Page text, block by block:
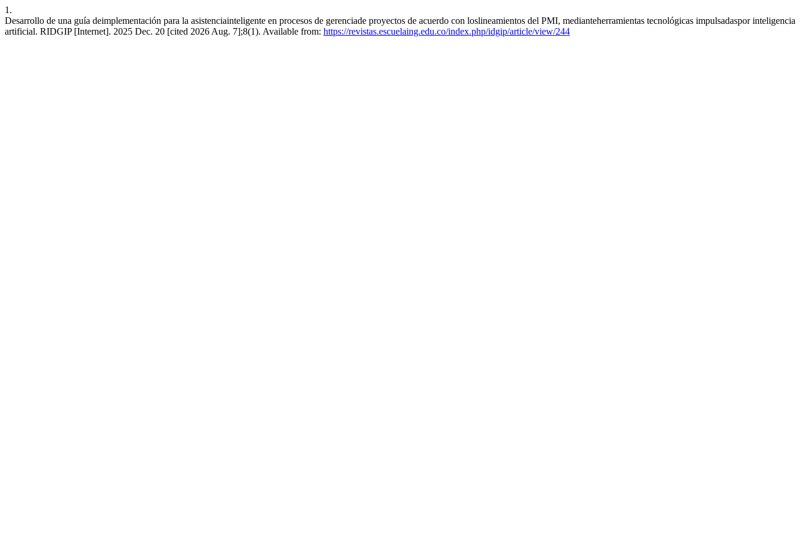
1.
Desarrollo de una guía deimplementación para la asistenciainteligente en procesos de gerenciade proyectos de acuerdo con loslineamientos del PMI, medianteherramientas tecnológicas impulsadaspor inteligencia
artificial. RIDGIP [Internet]. 2025 Dec. 20 [cited 2026 Aug. 7];8(1). Available from: https://revistas.escuelaing.edu.co/index.php/idgip/article/view/244